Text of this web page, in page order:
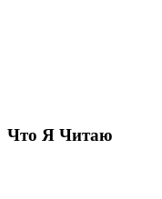
Что Я Читаю